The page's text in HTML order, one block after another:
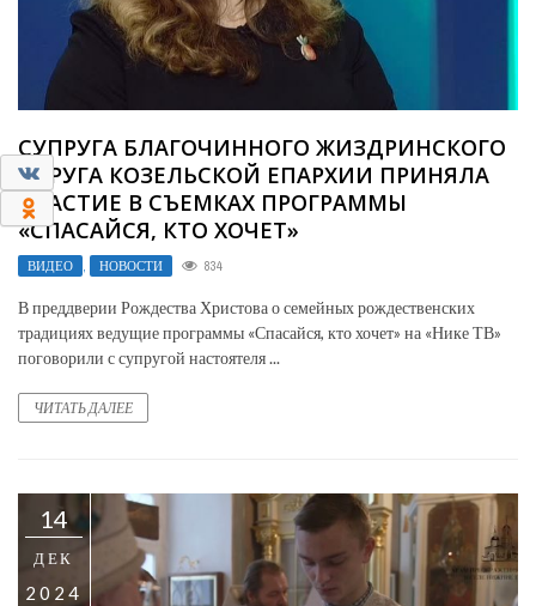
0
0
СУПРУГА БЛАГОЧИННОГО ЖИЗДРИНСКОГО
ОКРУГА КОЗЕЛЬСКОЙ ЕПАРХИИ ПРИНЯЛА
УЧАСТИЕ В СЪЕМКАХ ПРОГРАММЫ
«СПАСАЙСЯ, КТО ХОЧЕТ»
ВИДЕО , НОВОСТИ 834
В преддверии Рождества Христова о семейных рождественских
традициях ведущие программы «Спасайся, кто хочет» на «Нике ТВ»
поговорили с супругой настоятеля ...
ЧИТАТЬ ДАЛЕЕ
14
ДЕК
2024